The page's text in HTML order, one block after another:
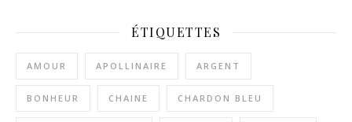
ÉTIQUETTES
AMOUR APOLLINAIRE ARGENT
BONHEUR CHAINE CHARDON BLEU